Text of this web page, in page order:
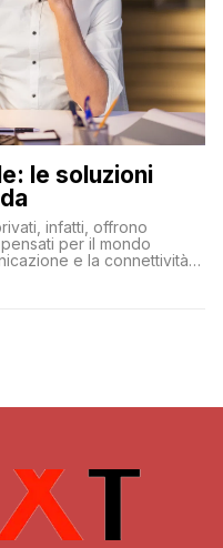
le soluzioni
infatti, offrono
per il mondo
e la connettività